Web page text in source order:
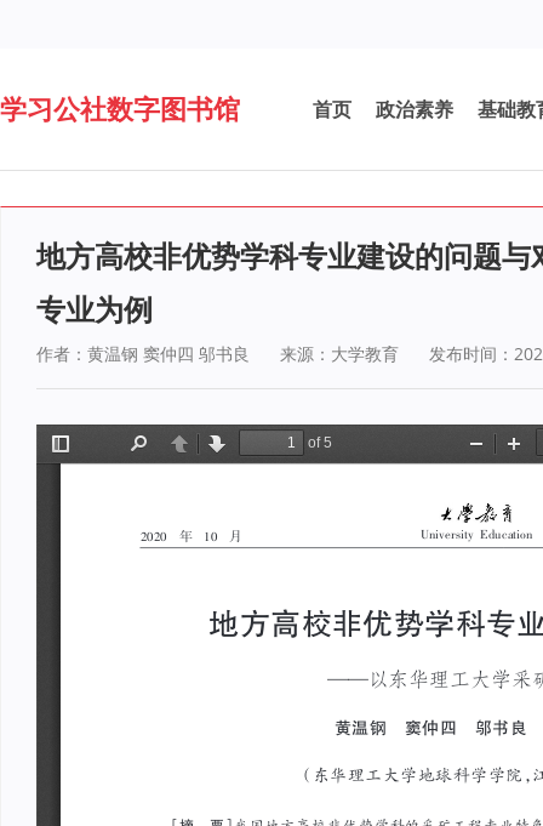
学习公社数字图书馆 首页 政治素养 基础教
地方高校非优势学科专业建设的问题
专业为例
作者：黄温钢 窦仲四 邬书良 来源：大学教育 发布时间：